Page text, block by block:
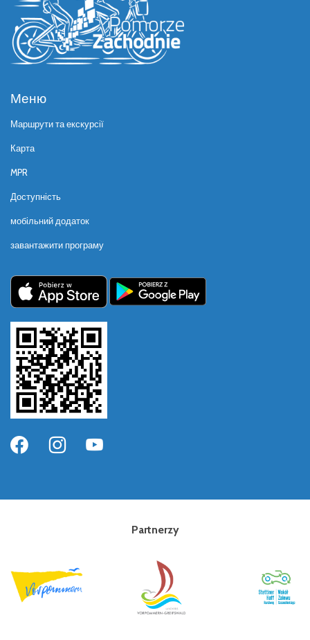
Меню
Маршрути та екскурсії
Карта
MPR
Доступність
мобільний додаток
завантажити програму
Partnerzy